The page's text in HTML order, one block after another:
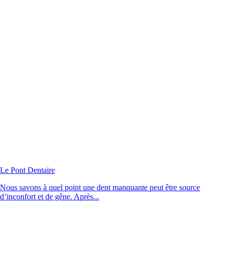
Le Pont Dentaire
Nous savons à quel point une dent manquante peut être source
d’inconfort et de gêne. Après...